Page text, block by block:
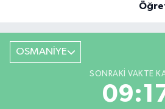
OSMANİYE
SONRAKI VAKTE